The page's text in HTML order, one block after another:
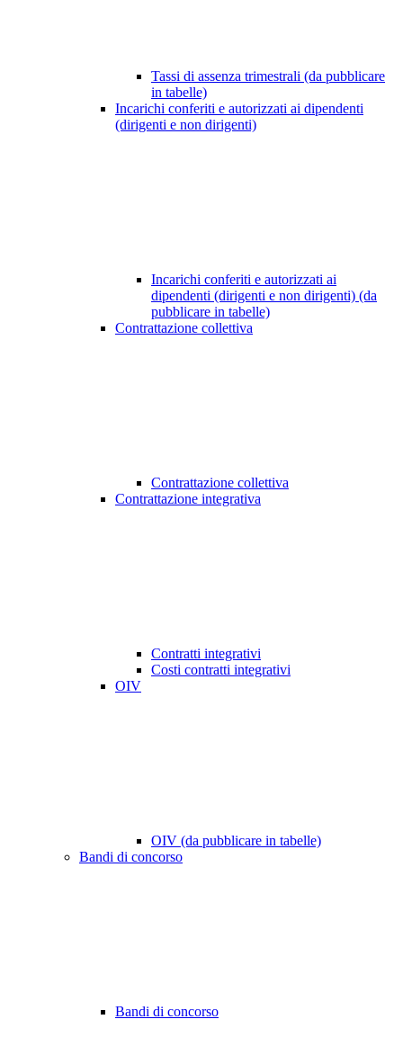
Tassi di assenza trimestrali (da pubblicare
in tabelle)
Incarichi conferiti e autorizzati ai dipendenti
(dirigenti e non dirigenti)
Incarichi conferiti e autorizzati ai
dipendenti (dirigenti e non dirigenti) (da
pubblicare in tabelle)
Contrattazione collettiva
Contrattazione collettiva
Contrattazione integrativa
Contratti integrativi
Costi contratti integrativi
OIV
OIV (da pubblicare in tabelle)
Bandi di concorso
Bandi di concorso